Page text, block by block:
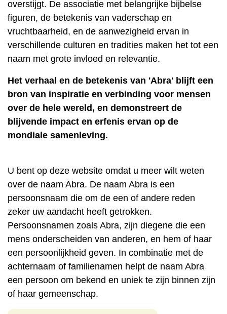
overstijgt. De associatie met belangrijke bijbelse
figuren, de betekenis van vaderschap en
vruchtbaarheid, en de aanwezigheid ervan in
verschillende culturen en tradities maken het tot een
naam met grote invloed en relevantie.
Het verhaal en de betekenis van 'Abra' blijft een
bron van inspiratie en verbinding voor mensen
over de hele wereld, en demonstreert de
blijvende impact en erfenis ervan op de
mondiale samenleving.
U bent op deze website omdat u meer wilt weten
over de naam Abra. De naam Abra is een
persoonsnaam die om de een of andere reden
zeker uw aandacht heeft getrokken.
Persoonsnamen zoals Abra, zijn diegene die een
mens onderscheiden van anderen, en hem of haar
een persoonlijkheid geven. In combinatie met de
achternaam of familienamen helpt de naam Abra
een persoon om bekend en uniek te zijn binnen zijn
of haar gemeenschap.